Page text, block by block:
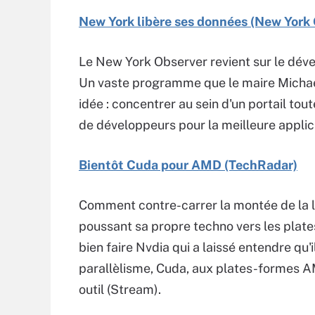
New York libère ses données (New York
Le New York Observer revient sur le
Un vaste programme que le maire
idée : concentrer au sein d'un portail
de développeurs pour la meilleure
Bientôt Cuda pour AMD (TechRadar)
Comment contre-carrer la montée de la
poussant sa propre techno vers les
bien faire Nvdia qui a laissé entendre
parallèlisme, Cuda, aux plates-formes
outil (Stream).